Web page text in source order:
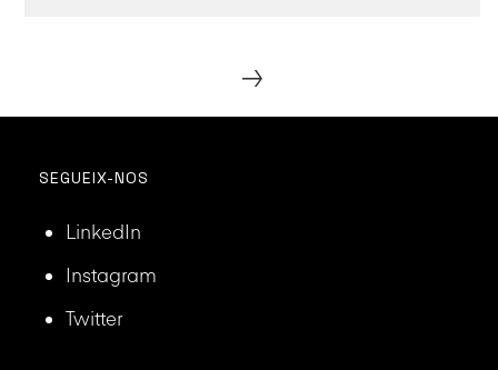
→
SEGUEIX-NOS
LinkedIn
Instagram
Twitter